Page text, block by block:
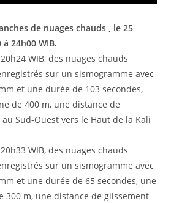
de nuages ​​chauds , le 25
24h00 WIB.
WIB, des nuages ​​chauds
sur un sismogramme avec
et une durée de 103 secondes,
de 400 m, une distance de
Sud-Ouest vers le Haut de la Kali
WIB, des nuages ​​chauds
sur un sismogramme avec
et une durée de 65 secondes, une
300 m, une distance de glissement